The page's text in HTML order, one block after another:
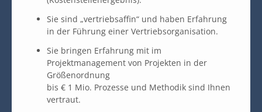
Sie sind „vertriebsaffin“ und haben Erfahrung
in der Führung einer Vertriebsorganisation.
Sie bringen Erfahrung mit im
Projektmanagement von Projekten in der
Größenordnung
bis € 1 Mio. Prozesse und Methodik sind Ihnen
vertraut.